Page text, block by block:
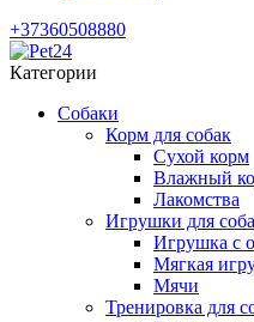
+37360508880
Категории
Собаки
Корм для собак
Сухой корм
Влажный
Лакомства
Игрушки для
Игрушка с
Мягкая
Мячи
Тренировка для